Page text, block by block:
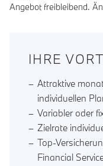
Angebot freibleibend.
IHRE
Attraktive
individuellen
Variabler oder
Zielrate
Top-
Financial